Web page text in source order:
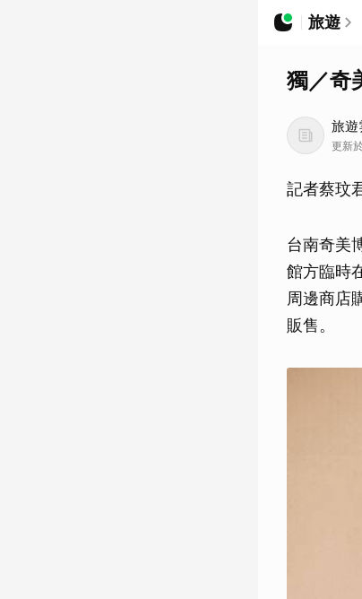
旅遊
獨／奇
旅遊
更新
記者蔡玟
台南奇美
館方臨時
周邊商店
販售。